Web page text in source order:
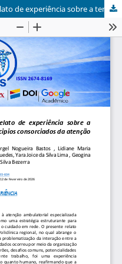
Braços abertos para o cuidado: relato de experiência sobre a territorialização em saúde em munícipios consorciados da atenção secundária